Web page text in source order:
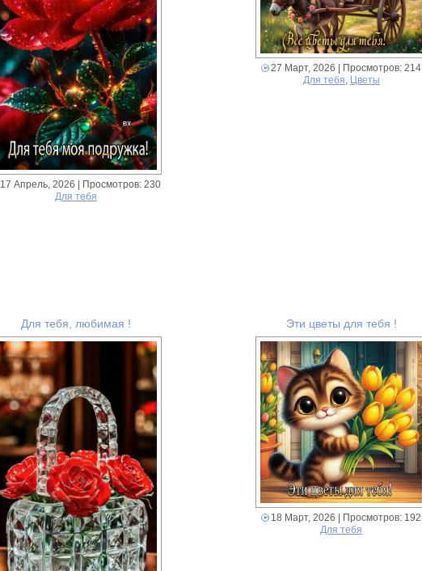
17 Апрель, 2026 | Просмотров: 230
Для тебя
27 Март, 2026 | Просмотров: 214
Для тебя, Цветы
Для тебя, любимая ! Эти цветы для тебя !
18 Март, 2026 | Просмотров: 192
Для тебя